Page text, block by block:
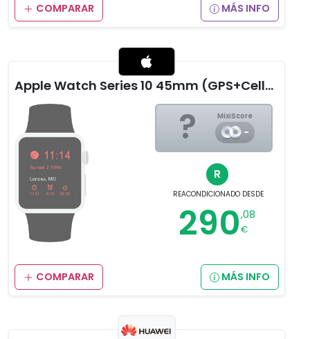
COMPARAR MÁS INFO
Apple Watch Series 10 45mm (GPS+Cellular)
? MixiScore
-
R
REACONDICIONADO DESDE
290,08
€
COMPARAR MÁS INFO